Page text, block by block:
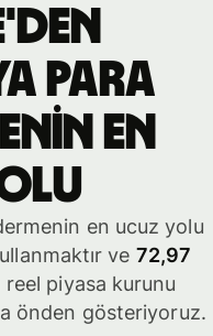
para
en
en ucuz yolu
ve 72,97
piyasa kurunu
önden gösteriyoruz.